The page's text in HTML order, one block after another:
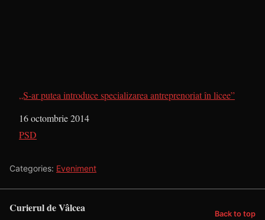
„S-ar putea introduce specializarea antreprenoriat în licee”
Dată
16 octombrie 2014
În legătură cu
PSD
Categories: Eveniment
Curierul de Vâlcea Back to top